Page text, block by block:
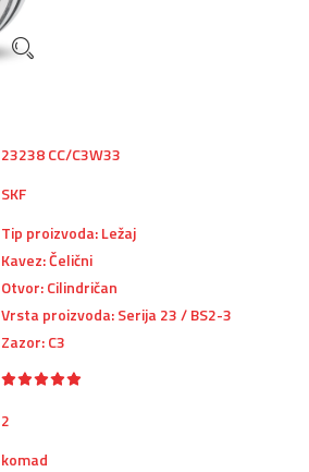
23238 CC/C3W33
SKF
Tip proizvoda: Ležaj
Kavez: Čelični
Otvor: Cilindričan
Vrsta proizvoda: Serija 23 / BS2-3
Zazor: C3
2
komad